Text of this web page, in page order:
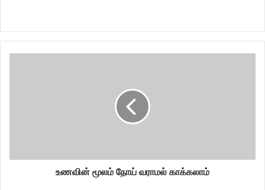
உணவின் மூலம் நோய் வராமல் காக்கலாம்